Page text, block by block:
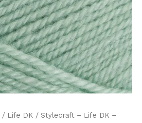
/ Life DK / Stylecraft – Life DK –